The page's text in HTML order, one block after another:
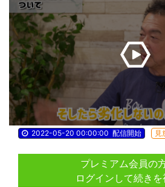
2022-05-20 00:00:00 配信開始 見
プレミアム会員の
ログインして続き